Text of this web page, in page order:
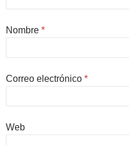
Nombre *
Correo electrónico *
Web